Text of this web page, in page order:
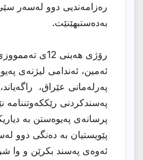
رەزامەندیی دوو لەسەر
بەدەستبهێنێت.
ئەمین، ئەندامی لیژنەی
پەرلەمانی عێراق،
پەسندکردنی رێککەوتننامە
پرسانەی پەیوەستن بە
پێویستیان بە دەنگی دوو
ئەوەی پەسند بکرێن و وا